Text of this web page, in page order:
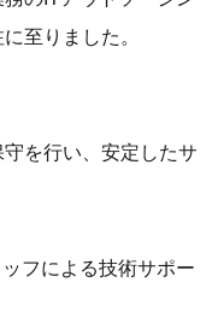
至りました。
を行い、安定したサ
フによる技術サポー